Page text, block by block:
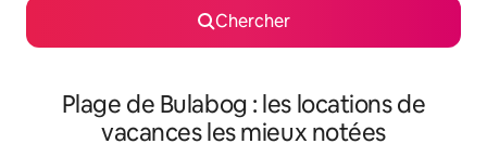
Chercher
Plage de Bulabog : les locations de
vacances les mieux notées